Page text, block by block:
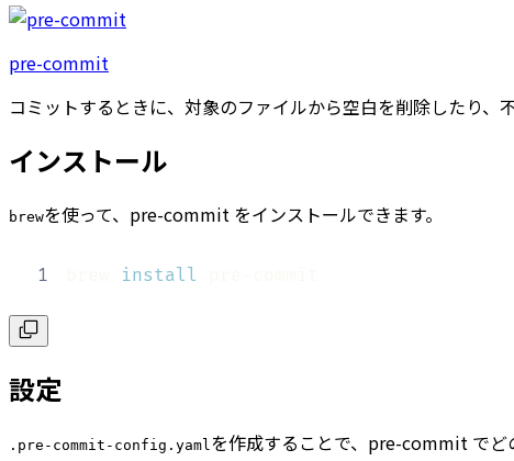
pre-commit
コミットするときに、対象のファイルから空白を削除したり、
インストール
brewを使って、pre-commit をインストールできます。
1 install
設定
.pre-commit-config.yamlを作成することで、pre-commit でど